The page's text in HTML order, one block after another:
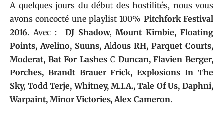
A quelques jours du début des hostilités, nous vous
avons concocté une playlist 100% Pitchfork Festival
2016. Avec : DJ Shadow, Mount Kimbie, Floating
Points, Avelino, Suuns, Aldous RH, Parquet Courts,
Moderat, Bat For Lashes C Duncan, Flavien Berger,
Porches, Brandt Brauer Frick, Explosions In The
Sky, Todd Terje, Whitney, M.I.A., Tale Of Us, Daphni,
Warpaint, Minor Victories, Alex Cameron.